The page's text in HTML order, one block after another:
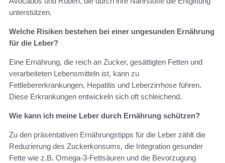
unterstützen.
Welche Risiken bestehen bei einer ungesunden Ernährung
für die Leber?
Eine Ernährung, die reich an Zucker, gesättigten Fetten und
verarbeiteten Lebensmitteln ist, kann zu
Fettlebererkrankungen, Hepatitis und Leberzirrhose führen.
Diese Erkrankungen entwickeln sich oft schleichend.
Wie kann ich meine Leber durch Ernährung schützen?
Zu den präsentativen Ernährungstipps für die Leber zählt die
Reduzierung des Zuckerkonsums, die Integration gesunder
Fette wie z.B. Omega-3-Fettsäuren und die Bevorzugung